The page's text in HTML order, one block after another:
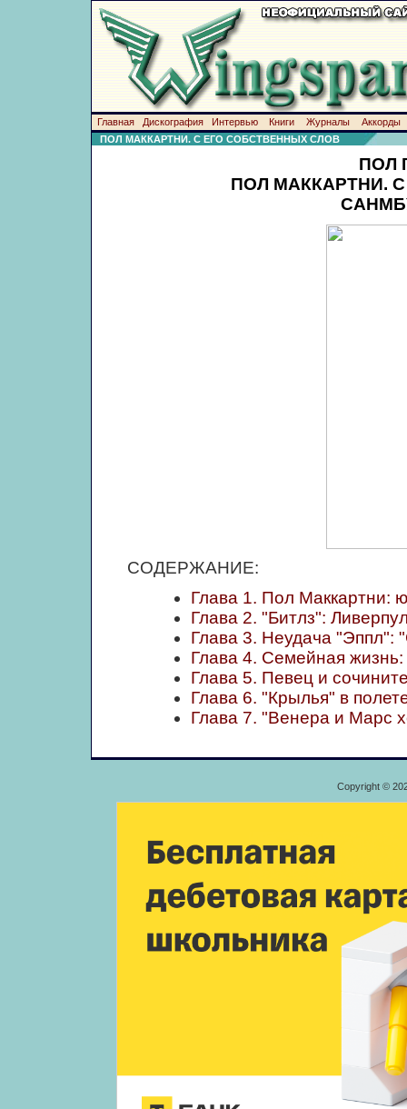
Главная Дискография Интервью Книги Журналы
Аккорды
ПОЛ МАККАРТНИ. С ЕГО СОБСТВЕННЫХ СЛОВ
ПОЛ
ПОЛ МАККАРТНИ.
СОДЕРЖАНИЕ:
Глава 1. Пол Маккартни:
Глава 2. "Битлз":
Глава 3. Неудача "Эппл":
Глава 4. Семейная
Глава 5. Певец и
Глава 6. "Крылья" в
Глава 7. "Венера и Марс
Copyright ©